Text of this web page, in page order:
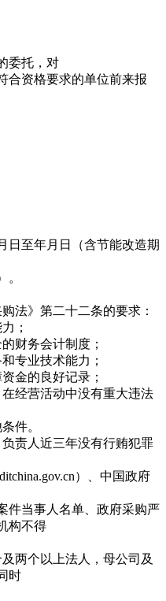
委托，对
合资格要求的单位前来报
日至年月日（含节能改造期
。
法》第二十二条的要求：
；
财务会计制度；
专业技术能力；
金的良好记录；
在经营活动中没有重大违法
件。
责人近三年没有行贿犯罪
）、中国政府
件当事人名单、政府采购严
构不得
两个以上法人，母公司及
时